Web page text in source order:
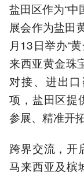
盐田区作为“中
展会作为盐田
月13日举办“
来西亚黄金珠
对接、进出
项，盐田区提
参展、精准开
跨界交流，开
马来西亚及槟